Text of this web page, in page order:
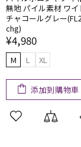
無地 パイル素材 ワイ
チャコールグレー
chg)
¥4,980
M L XL
添加到購物車